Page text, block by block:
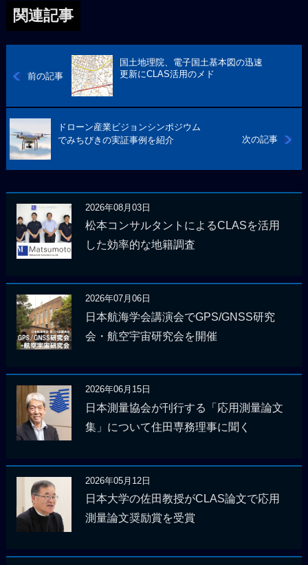
関連記事
前の記事
国土地理院、電子国土基本図の迅速
更新にCLAS活用のメド
次の記事
ドローン産業ビジョンシンポジウム
でみちびきの実証事例を紹介
2026年08月03日
松本コンサルタントによるCLASを活用
した効率的な地籍調査
2026年07月06日
日本航海学会講演会でGPS/GNSS研究
会・航空宇宙研究会を開催
2026年06月15日
日本測量協会が刊行する「応用測量論文
集」について住田専務理事に聞く
2026年05月12日
日本大学の佐田教授がCLAS論文で応用
測量論文奨励賞を受賞